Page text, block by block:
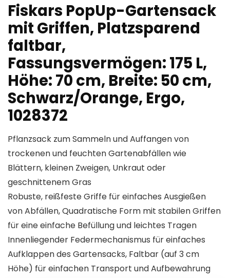
Fiskars PopUp-Gartensack
mit Griffen, Platzsparend
faltbar,
Fassungsvermögen: 175 L,
Höhe: 70 cm, Breite: 50 cm,
Schwarz/Orange, Ergo,
1028372
Pflanzsack zum Sammeln und Auffangen von
trockenen und feuchten Gartenabfällen wie
Blättern, kleinen Zweigen, Unkraut oder
geschnittenem Gras
Robuste, reißfeste Griffe für einfaches Ausgießen
von Abfällen, Quadratische Form mit stabilen Griffen
für eine einfache Befüllung und leichtes Tragen
Innenliegender Federmechanismus für einfaches
Aufklappen des Gartensacks, Faltbar (auf 3 cm
Höhe) für einfachen Transport und Aufbewahrung